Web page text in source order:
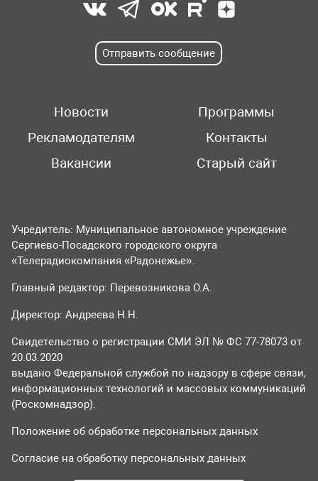
Отправить сообщение
Новости
Программы
Рекламодателям
Контакты
Вакансии
Старый сайт
Учредитель: Муниципальное автономное учреждение
Сергиево-Посадского городского округа
«Телерадиокомпания «Радонежье».
Главный редактор: Перевозникова О.А.
Директор: Андреева Н.Н.
Свидетельство о регистрации СМИ ЭЛ № ФС 77-78073 от
20.03.2020
выдано Федеральной службой по надзору в сфере связи,
информационных технологий и массовых коммуникаций
(Роскомнадзор).
Положение об обработке персональных данных
Согласие на обработку персональных данных